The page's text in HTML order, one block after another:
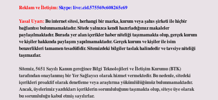
Reklam ve İletişim:Skype: live:.cid.575569c608265c69
Yasal Uyarı:Bu internet sitesi, herhangi bir marka, kurum veya şahıs şirketi ile hiçbir
bağlantısı bulunmamaktadır. Sitede yalnızca kendi hazırladığımız makaleler
paylaşılmaktadır. Burada yer alan içerikler haber niteliği taşımamakta olup, gerçek kurum
ve kişiler hakkında paylaşım yapılmamaktadır. Gerçek kurum ve kişiler ile isim
benzerlikleri tamamen tesadüfidir. Sitemizdeki bilgiler taslak halindedir ve tavsiye niteliği
taşımazlar.
Sitemiz, 5651 Sayılı Kanun gereğince Bilgi Teknolojileri ve İletişim Kurumu (BTK)
tarafından onaylanmış bir Yer Sağlayıcı olarak hizmet vermektedir. Bu nedenle, sitedeki
içerikleri proaktif olarak denetleme veya araştırma yükümlülüğümüz bulunmamaktadır.
Ancak, üyelerimiz yazdıkları içeriklerin sorumluluğunu taşımakta olup, siteye üye olarak
bu sorumluluğu kabul etmiş sayılırlar.